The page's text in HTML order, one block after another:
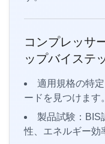
コンプレッサ
ップバイステ
適用規格の特
ードを見つけます。
製品試験：BIS
性、エネルギー効